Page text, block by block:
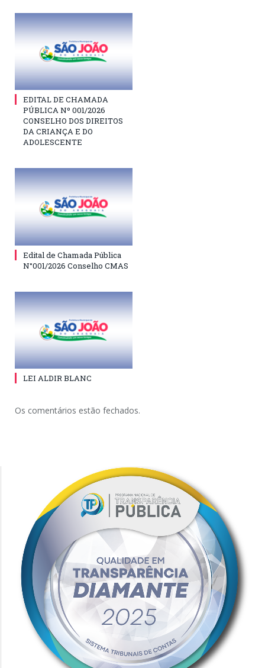
EDITAL DE CHAMADA
PÚBLICA Nº 001/2026
CONSELHO DOS DIREITOS
DA CRIANÇA E DO
ADOLESCENTE
Edital de Chamada Pública
N°001/2026 Conselho CMAS
LEI ALDIR BLANC
Os comentários estão fechados.